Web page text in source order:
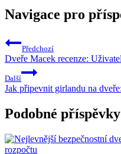
Navigace pro
Předchozí
Dveře Macek recenze:
Další
Jak připevnit girlandu na
Podobné příspěvky